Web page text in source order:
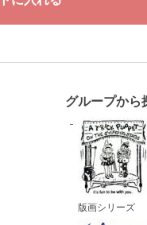
グループから
版画シリーズ